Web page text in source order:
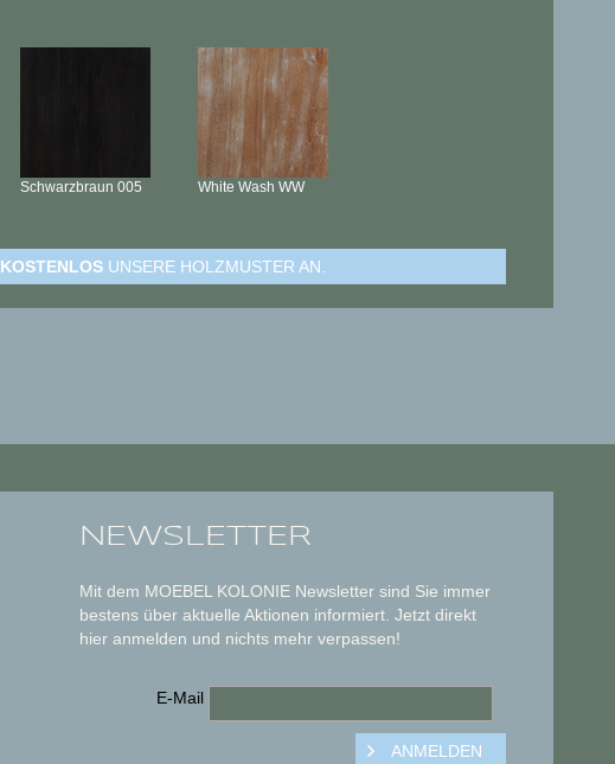
Schwarzbraun 005 White Wash WW
KOSTENLOS UNSERE HOLZMUSTER AN.
NEWSLETTER
Mit dem MOEBEL KOLONIE Newsletter sind Sie immer
bestens über aktuelle Aktionen informiert. Jetzt direkt
hier anmelden und nichts mehr verpassen!
E-Mail